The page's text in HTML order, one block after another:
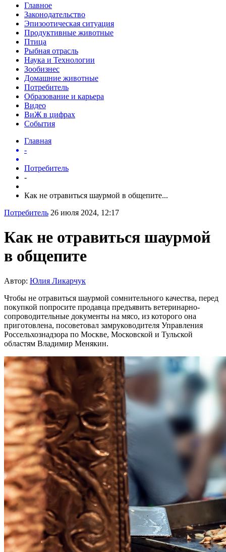
Главное
Законодательство
Эпизоотическая ситуация
Продуктивные животные
Птица
Рыбная отрасль
Наука и Технологии
Зообизнес
Домашние животные
Потребитель
Образование и карьера
Видео
ВиЖ в цифрах
События
Главная
-
Потребитель
-
Как не отравиться шаурмой в общепите...
Потребитель 26 июля 2024, 12:17
Как не отравиться шаурмой
в общепите
Автор: Юлия Ликарчук
Чтобы не отравиться шаурмой сомнительного качества, перед
покупкой попросите продавца предъявить ветеринарно-
сопроводительные документы на мясо, из которого она
приготовлена, посоветовал замруководителя Управления
Россельхознадзора по Москве, Московской и Тульской
областям Владимир Менякин.